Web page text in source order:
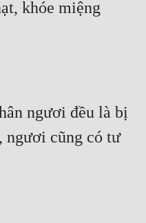
khóe miệng
ngươi đều là bị
ngươi cũng có tư